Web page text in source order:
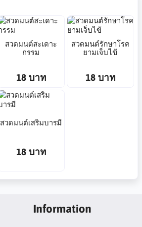
สวดมนต์สะเดาะ
กรรม
18 บาท
สวดมนต์รักษาโรค
ยามเจ็บไข้
18 บาท
สวดมนต์เสริมบารมี
18 บาท
Information